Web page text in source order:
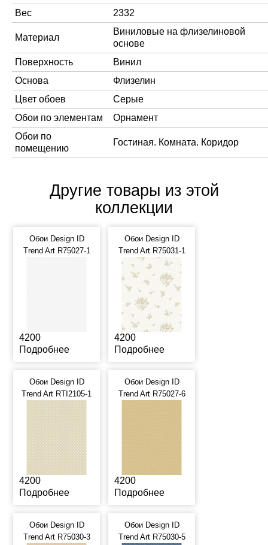
Вес
2332
Материал
Виниловые на флизелиновой
основе
Поверхность
Винил
Основа
Флизелин
Цвет обоев
Серые
Обои по элементам
Орнамент
Обои по
помещению
Гостиная. Комната. Коридор
Другие товары из этой
коллекции
Обои Design ID
Trend Art R75027-1
4200
Подробнее
Обои Design ID
Trend Art R75031-1
4200
Подробнее
Обои Design ID
Trend Art RTI2105-1
4200
Подробнее
Обои Design ID
Trend Art R75027-6
4200
Подробнее
Обои Design ID
Trend Art R75030-3
Обои Design ID
Trend Art R75030-5